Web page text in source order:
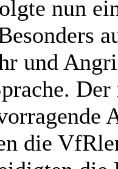
nun
und
die